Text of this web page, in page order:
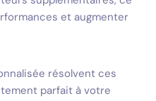
et augmenter
résolvent ces
parfait à votre